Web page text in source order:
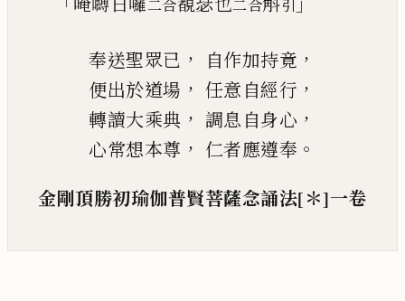
二合 二合 引
奉送聖眾已 ， 自作加持竟 ，
便出於道場 ， 任意自經行 ，
轉讀大乘典 ， 調息自身心 ，
心常想本尊 ， 仁者應遵奉 。
金剛頂勝初瑜伽普賢菩薩念誦法[＊]一卷